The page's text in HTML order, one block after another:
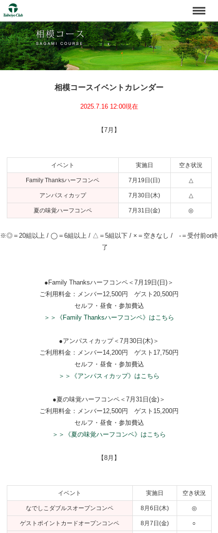
相模コースイベントカレンダー
2025.7.16 12:00現在
【7月】
イベント 実施日 空き状況
Family Thanksハーフコンペ 7月19日(日) △
アンパスィカップ 7月30日(木) △
夏の味覚ハーフコンペ 7月31日(金) ◎
※◎＝20組以上 / ◯＝6組以上 / △＝5組以下 / ×＝空きなし / -＝受付前or終
了
●Family Thanksハーフコンペ＜7月19日(日)＞
ご利用料金：メンバー12,500円 ゲスト20,500円
セルフ・昼食・参加費込
＞＞《Family Thanksハーフコンペ》はこちら
●アンパスィカップ＜7月30日(木)＞
ご利用料金：メンバー14,200円 ゲスト17,750円
セルフ・昼食・参加費込
＞＞《アンパスィカップ》はこちら
●夏の味覚ハーフコンペ＜7月31日(金)＞
ご利用料金：メンバー12,500円 ゲスト15,200円
セルフ・昼食・参加費込
＞＞《夏の味覚ハーフコンペ》はこちら
【8月】
イベント 実施日 空き状況
なでしこダブルスオープンコンペ 8月6日(木) ◎
ゲストポイントカードオープンコンペ 8月7日(金) ○